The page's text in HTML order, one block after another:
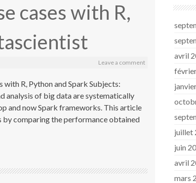
cases with R,
Leave a comment
R, Python and Spark Subjects:
analysis of big data are systematically
and now Spark frameworks. This article
comparing the performance obtained
avril
juillet
juin
avril
mars